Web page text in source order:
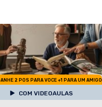
2 POS PARA VOCE +1 PARA UM AMIGO
COM VIDEOAULAS